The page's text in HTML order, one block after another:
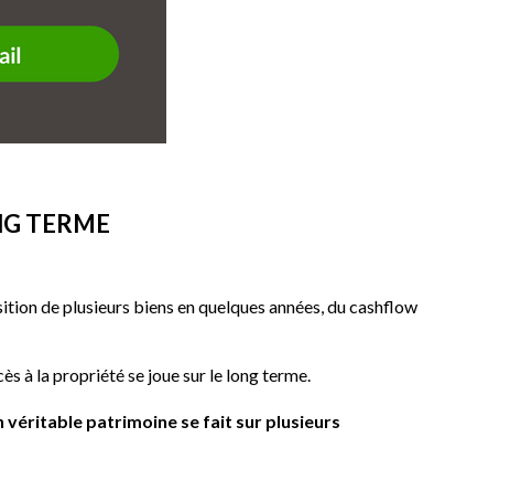
TERME
de plusieurs biens en quelques années, du cashflow
à la propriété se joue sur le long terme.
véritable patrimoine se fait sur plusieurs